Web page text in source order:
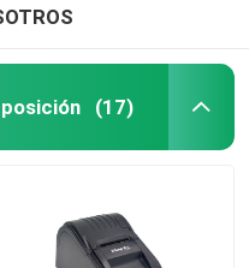
pantalla táctil
(17)